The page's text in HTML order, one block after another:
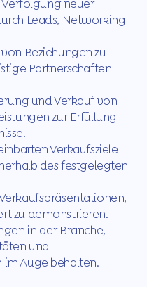
neuer
Leads, Networking
Beziehungen zu
Partnerschaften
und Verkauf von
zur Erfüllung
Verkaufsziele
des festgelegten
zu demonstrieren.
in der Branche,
und
Auge behalten.